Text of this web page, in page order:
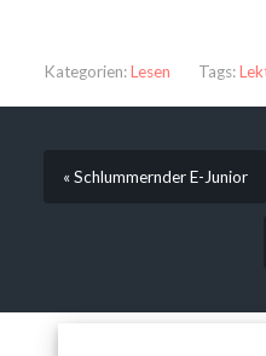
Kategorien:Lesen Tags:
« Schlummernder E-Junior